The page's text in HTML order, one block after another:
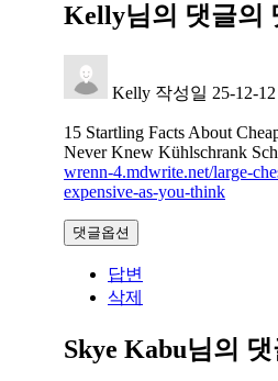
Kelly님의 댓글의
Kelly 작성일 25-12-
15 Startling Facts About
Never Knew Kühlschrank
wrenn-4.mdwrite.net/large-
expensive-as-you-think
댓글옵션
답변
삭제
Skye Kabu님의